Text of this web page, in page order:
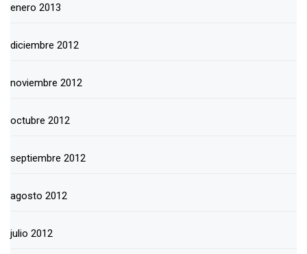
enero 2013
diciembre 2012
noviembre 2012
octubre 2012
septiembre 2012
agosto 2012
julio 2012